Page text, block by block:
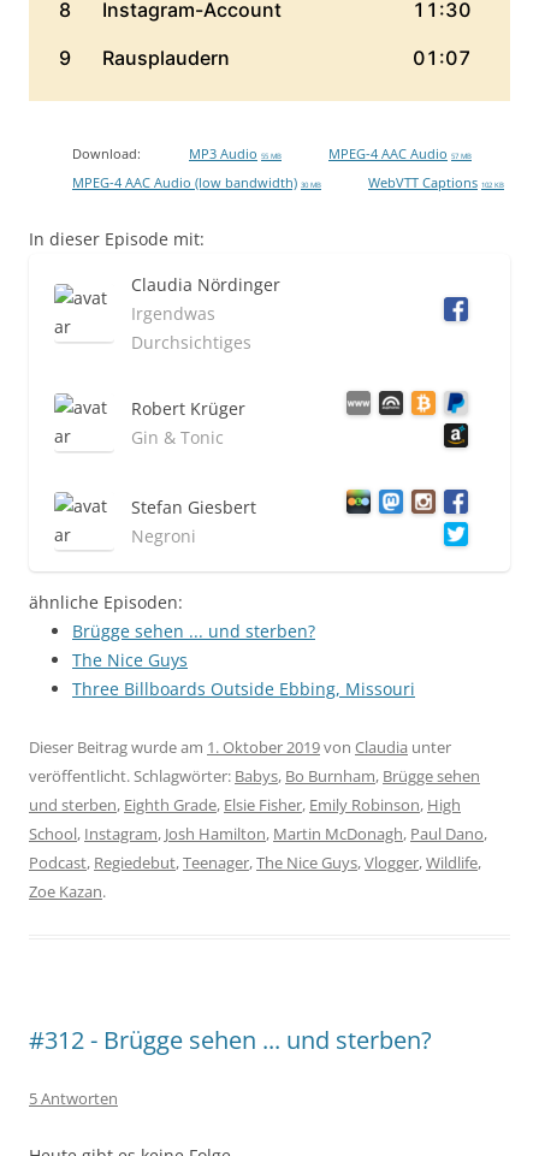
Download: MP3 Audio 55 MB MPEG-4 AAC Audio 57 MB
MPEG-4 AAC Audio (low bandwidth) 30 MB WebVTT Captions 102 KB
In dieser Episode mit:
Claudia Nördinger
Irgendwas
Durchsichtiges
Robert Krüger
Gin & Tonic
Stefan Giesbert
Negroni
ähnliche Episoden:
Brügge sehen ... und sterben?
The Nice Guys
Three Billboards Outside Ebbing, Missouri
Dieser Beitrag wurde am 1. Oktober 2019von Claudia unter
veröffentlicht. Schlagwörter: Babys, Bo Burnham, Brügge sehen
und sterben, Eighth Grade, Elsie Fisher, Emily Robinson, High
School, Instagram, Josh Hamilton, Martin McDonagh, Paul Dano,
Podcast, Regiedebut,Teenager,The Nice Guys,Vlogger,Wildlife,
Zoe Kazan.
#312 - Brügge sehen ... und sterben?
5 Antworten